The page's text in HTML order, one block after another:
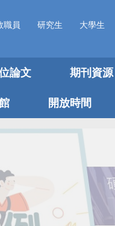
職員 研究生 大學生
論文 期刊資源
開放時間